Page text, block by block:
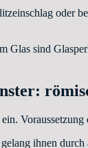
oder
Glas sind
ihnen